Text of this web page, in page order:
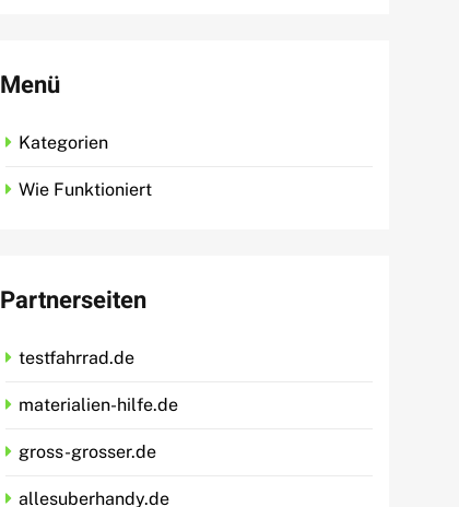
Menü
Kategorien
Wie Funktioniert
Partnerseiten
testfahrrad.de
materialien-hilfe.de
gross-grosser.de
allesuberhandy.de